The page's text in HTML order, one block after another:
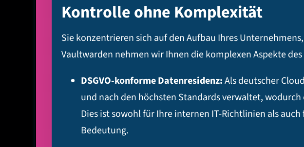
Kontrolle ohne Komplexität
Sie konzentrieren sich auf den Aufbau Ihres
Vaultwarden nehmen wir Ihnen die komplexen Aspekte
DSGVO-konforme Datenresidenz:Als deutscher
und nach den höchsten Standards verwaltet,
Dies ist sowohl für Ihre internen IT-Richtlinien als
Bedeutung.